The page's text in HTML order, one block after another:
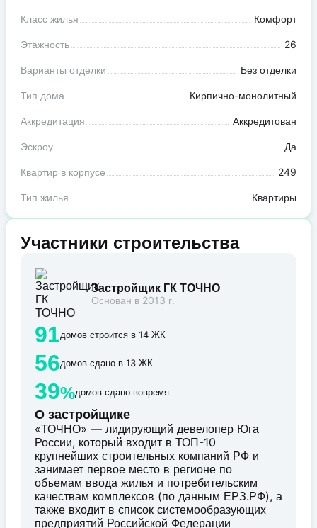
Класс жилья Комфорт
Этажность 26
Варианты отделки Без отделки
Тип дома Кирпично-монолитный
Аккредитация Аккредитован
Эскроу Да
Квартир в корпусе 249
Тип жилья Квартиры
Участники строительства
Застройщик ГК ТОЧНО
Основан в 2013 г.
91домов строится в 14 ЖК
56домов сдано в 13 ЖК
39%домов сдано вовремя
О застройщике
«ТОЧНО» — лидирующий девелопер Юга
России, который входит в ТОП-10
крупнейших строительных компаний РФ и
занимает первое место в регионе по
объемам ввода жилья и потребительским
качествам комплексов (по данным ЕРЗ.РФ), а
также входит в список системообразующих
предприятий Российской Федерации